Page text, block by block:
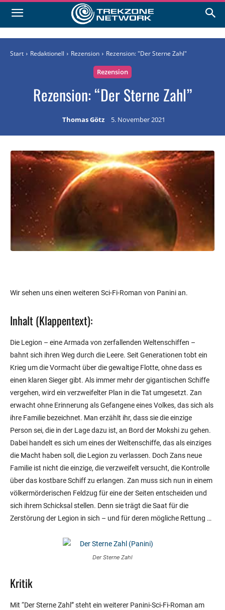
Start Redaktionell Rezension Rezension: "Der Sterne Zahl"
Rezension
Rezension: “Der Sterne Zahl”
Thomas Götz 5. November 2021
Wir sehen uns einen weiteren Sci-Fi-Roman von Panini an.
Inhalt (Klappentext):
Die Legion – eine Armada von zerfallenden Weltenschiffen –
bahnt sich ihren Weg durch die Leere. Seit Generationen tobt ein
Krieg um die Vormacht über die gewaltige Flotte, ohne dass es
einen klaren Sieger gibt. Als immer mehr der gigantischen Schiffe
vergehen, wird ein verzweifelter Plan in die Tat umgesetzt. Zan
erwacht ohne Erinnerung als Gefangene eines Volkes, das sich als
ihre Familie bezeichnet. Man erzählt ihr, dass sie die einzige
Person sei, die in der Lage dazu ist, an Bord der Mokshi zu gehen.
Dabei handelt es sich um eines der Weltenschiffe, das als einziges
die Macht haben soll, die Legion zu verlassen. Doch Zans neue
Familie ist nicht die einzige, die verzweifelt versucht, die Kontrolle
über das kostbare Schiff zu erlangen. Zan muss sich nun in einem
völkermörderischen Feldzug für eine der Seiten entscheiden und
sich ihrem Schicksal stellen. Denn sie trägt die Saat für die
Zerstörung der Legion in sich – und für deren mögliche Rettung …
Der Sterne Zahl
Kritik
Mit “Der Sterne Zahl” steht ein weiterer Panini-Sci-Fi-Roman am